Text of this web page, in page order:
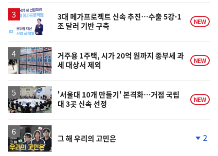
상
승
3대 메가프로젝트 신속 추진…수출 5강·1
조 달러 기반 구축
NEW
거주용 1주택, 시가 20억 원까지 종부세 과
세 대상서 제외
NEW
'서울대 10개 만들기' 본격화…거점 국립
대 3곳 신속 선정
NEW
영
상
그 해 우리의 고민은 2